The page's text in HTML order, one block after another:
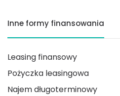
Inne formy finansowania
Leasing finansowy
Pożyczka leasingowa
Najem długoterminowy